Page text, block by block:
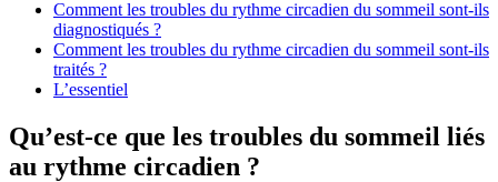
Comment les troubles du rythme circadien du sommeil sont-ils
diagnostiqués ?
Comment les troubles du rythme circadien du sommeil sont-ils
traités ?
L’essentiel
Qu’est-ce que les troubles du sommeil liés
au rythme circadien ?